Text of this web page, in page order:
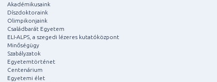
Akadémikusaink
Díszdoktoraink
Olimpikonjaink
Családbarát Egyetem
ELI-ALPS, a szegedi lézeres kutatóközpont
Minőségügy
Szabályzatok
Egyetemtörténet
Centenárium
Egyetemi élet